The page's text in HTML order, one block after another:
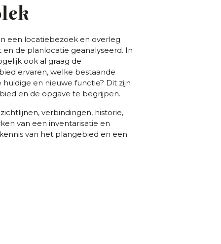
een locatiebezoek en overleg
de planlocatie geanalyseerd. In
ook al graag de
ervaren, welke bestaande
en nieuwe functie? Dit zijn
en de opgave te begrijpen.
verbindingen, historie,
van een inventarisatie en
van het plangebied en een